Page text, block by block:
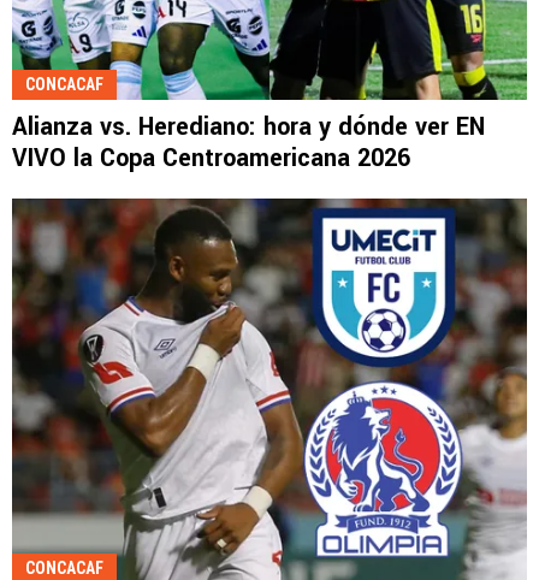
CONCACAF
Alianza vs. Herediano: hora y dónde ver EN
VIVO la Copa Centroamericana 2026
CONCACAF